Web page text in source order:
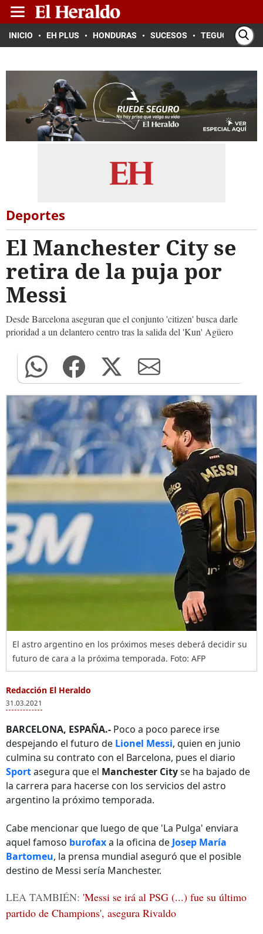
INICIO EH PLUS HONDURAS SUCESOS TEGUCIGALPA
Deportes
El Manchester City se
retira de la puja por
Messi
Desde Barcelona aseguran que el conjunto 'citizen' busca darle
prioridad a un delantero centro tras la salida del 'Kun' Agüero
El astro argentino en los próximos meses deberá decidir su
futuro de cara a la próxima temporada. Foto: AFP
Redacción El Heraldo
31.03.2021
BARCELONA, ESPAÑA.- Poco a poco parece irse
despejando el futuro de Lionel Messi, quien en junio
culmina su contrato con el Barcelona, pues el diario
Sportasegura que el Manchester Cityse ha bajado de
la carrera para hacerse con los servicios del astro
argentino la próximo temporada.
Cabe mencionar que luego de que 'La Pulga' enviara
aquel famoso burofaxa la oficina de Josep María
Bartomeu, la prensa mundial aseguró que el posible
destino de Messi sería Manchester.
LEA TAMBIÉN: 'Messi se irá al PSG (...) fue su último
partido de Champions', asegura Rivaldo